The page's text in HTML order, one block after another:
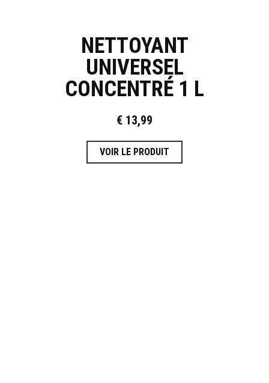
NETTOYANT
UNIVERSEL
CONCENTRÉ 1 L
€ 13,99
VOIR LE PRODUIT